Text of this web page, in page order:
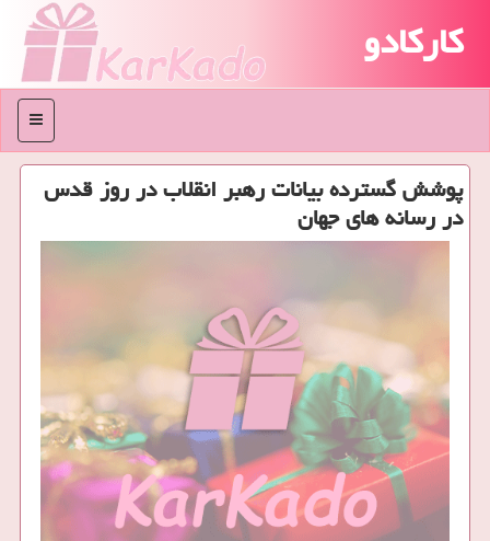
کارکادو
منو
پوشش گسترده بیانات رهبر انقلاب در روز قدس
در رسانه های جهان